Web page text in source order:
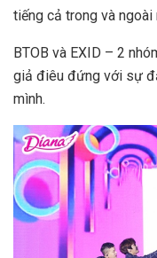
tiếng cả trong và
BTOB và EXID – 2
giả điêu đứng với sự
mình.